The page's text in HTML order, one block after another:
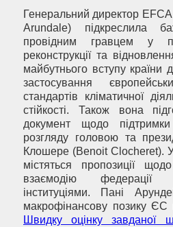
Генеральний директор
Arundale) підкреслила
провідним гравцем у
реконструкції та
майбутнього вступу країни
застосування
стандартів кліматичної
стійкості. Також вона
документ щодо
розгляду головою та
Клошере (Benoit Clocheret).
містяться пропозиції
взаємодію федерації
інституціями. Пані
макрофінансову позику ЄС
Швидку оцінку завданої